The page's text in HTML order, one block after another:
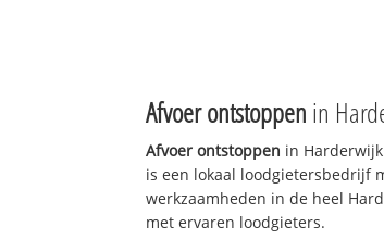
Afvoer ontstoppen in
Afvoer ontstoppen in
is een lokaal loodgietersbedrijf
werkzaamheden in de heel
met ervaren loodgieters.